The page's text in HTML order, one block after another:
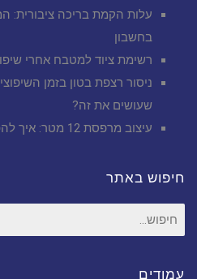
עלות הקמת בריכה ציבורית:
בחשבון
רשימת ציוד למטבח אחרי
ניסור רצפת בטון בזמן
שעושים את זה?
עיצוב מרפסת 12 מטר: איך להפוך את החלום למציאות?
חיפוש באתר
חיפוש
עבור:
עמודים